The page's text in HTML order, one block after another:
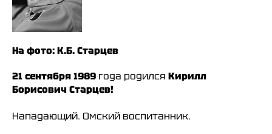
На фото: К.Б. Старцев
21 сентября 1989 года родился Кирилл
Борисович Старцев!
Нападающий. Омский воспитанник.
ХК«Ижсталь» НМХК«Прогресс»